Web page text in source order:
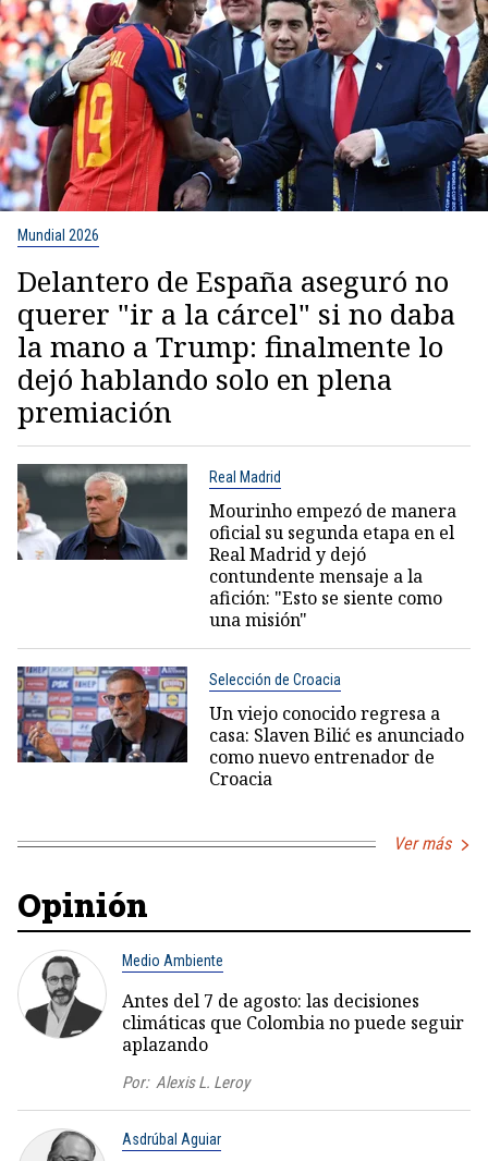
Mundial 2026
Delantero de España aseguró no
querer "ir a la cárcel" si no daba
la mano a Trump: finalmente lo
dejó hablando solo en plena
premiación
Real Madrid
Mourinho empezó de manera
oficial su segunda etapa en el
Real Madrid y dejó
contundente mensaje a la
afición: "Esto se siente como
una misión"
Selección de Croacia
Un viejo conocido regresa a
casa: Slaven Bilić es anunciado
como nuevo entrenador de
Croacia
Ver más
Opinión
Medio Ambiente
Antes del 7 de agosto: las decisiones
climáticas que Colombia no puede seguir
aplazando
Por: Alexis L. Leroy
Asdrúbal Aguiar